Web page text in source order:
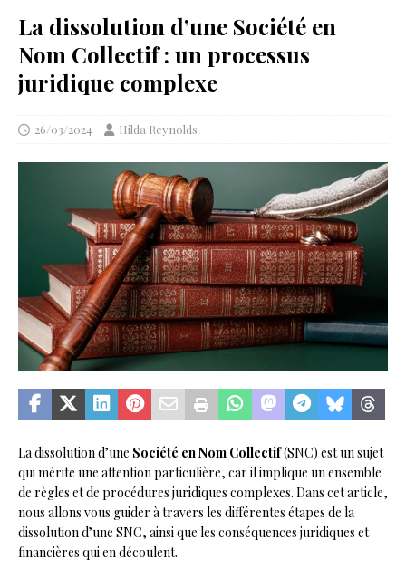
La dissolution d’une Société en
Nom Collectif : un processus
juridique complexe
26/03/2024 Hilda Reynolds
La dissolution d’une Société en Nom Collectif(SNC) est un sujet
qui mérite une attention particulière, car il implique un ensemble
de règles et de procédures juridiques complexes. Dans cet article,
nous allons vous guider à travers les différentes étapes de la
dissolution d’une SNC, ainsi que les conséquences juridiques et
financières qui en découlent.